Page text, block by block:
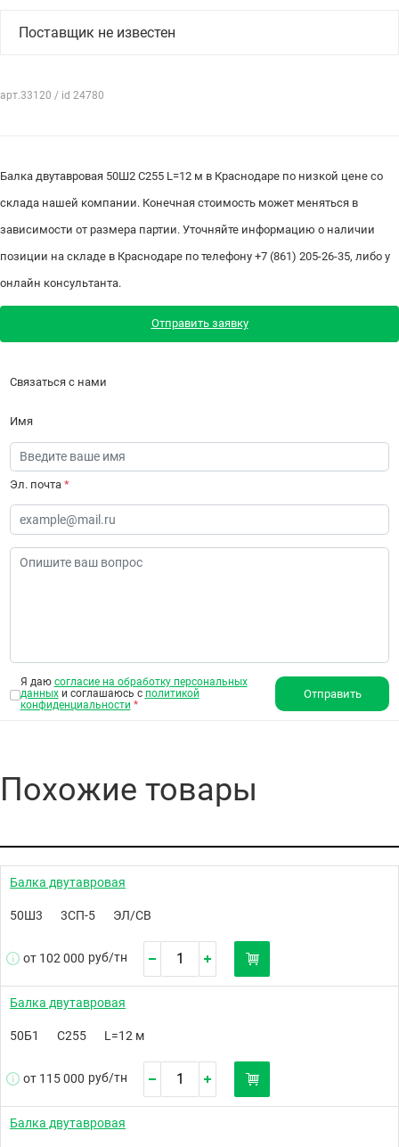
Поставщик не известен
арт.33120 / id 24780
Балка двутавровая 50Ш2 С255 L=12 м в Краснодаре по низкой цене со
склада нашей компании. Конечная стоимость может меняться в
зависимости от размера партии. Уточняйте информацию о наличии
позиции на складе в Краснодаре по телефону +7 (861) 205-26-35, либо у
онлайн консультанта.
Отправить заявку
Связаться с нами
Имя
Эл. почта *
Я даю согласие на обработку персональных
данныхи соглашаюсь с политикой
конфиденциальности *
Отправить
Похожие товары
Балка двутавровая
50Ш3 3СП-5 ЭЛ/СВ
от 102 000 руб/тн
Балка двутавровая
50Б1 С255 L=12 м
от 115 000 руб/тн
Балка двутавровая